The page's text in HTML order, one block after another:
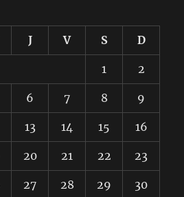
J V S D
1 2
6 7 8 9
13 14 15 16
20 21 22 23
27 28 29 30